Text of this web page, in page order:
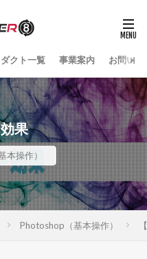
クト一覧 事業案内 お問い合
果
本操作）
Photoshop（基本操作）